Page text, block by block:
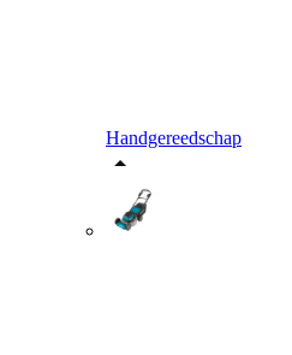
Handgereedschap